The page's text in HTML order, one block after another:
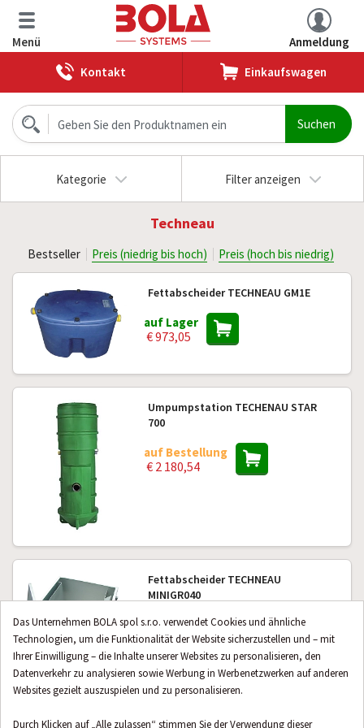
Das Unternehmen BOLA spol s.r.o. verwendet Cookies und ähnliche
Technologien, um die Funktionalität der Website sicherzustellen und – mit
Ihrer Einwilligung – die Inhalte unserer Websites zu personalisieren, den
Datenverkehr zu analysieren sowie Werbung in Werbenetzwerken auf anderen
Websites gezielt auszuspielen und zu personalisieren.
Durch Klicken auf „Alle zulassen“ stimmen Sie der Verwendung dieser
Menü
Anmeldung
Kontakt
Einkaufswagen
Kategorie Filter anzeigen
Techneau
Bestseller Preis (niedrig bis hoch) Preis (hoch bis niedrig)
Fettabscheider TECHNEAU GM1E
auf Lager
€ 973,05
Umpumpstation TECHENAU STAR
700
auf Bestellung
€ 2 180,54
Fettabscheider TECHNEAU
MINIGR040
auf Bestellung
€ 2 897,04
PS01F102M